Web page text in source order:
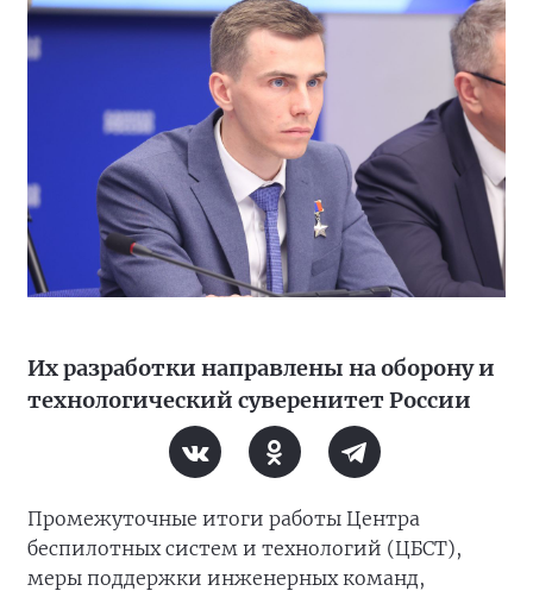
Их разработки направлены на оборону и
технологический суверенитет России
Промежуточные итоги работы Центра
беспилотных систем и технологий (ЦБСТ),
меры поддержки инженерных команд,